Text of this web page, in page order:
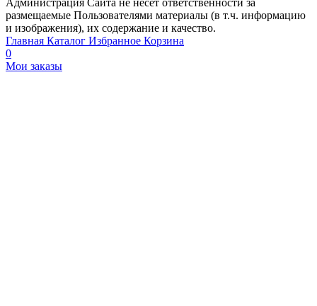
размещаемые Пользователями материалы (в т.ч. информацию
и изображения), их содержание и качество.
Главная Каталог Избранное Корзина
0
Мои заказы